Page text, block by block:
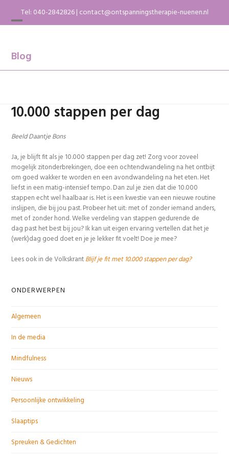
content
Tel: 040-2842826| contact@ontspanningstherapie-nuenen.nl
Open
menu
Close
menu
Blog
10.000 stappen per dag
Beeld Daantje Bons
Ja, je blijft fit als je 10.000 stappen per dag zet! Zorg voor zoveel
mogelijk zitonderbrekingen, doe een ochtendwandeling na het ontbijt
om goed wakker te worden en een avondwandeling na het eten. Het
liefst in een matig-intensief tempo. Dan zul je zien dat die 10.000
stappen echt wel haalbaar is. Het is een kwestie van een nieuwe routine
inslijpen, die bij jou past. Probeer het uit: met of zonder iemand anders,
met of zonder hond. Welke verdeling van stappen gedurende de
dag past het best bij jou? Ik kan uit eigen ervaring vertellen dat het je
(werk)dag goed doet en je je lekker fit voelt! Doe je mee?
Lees ook in de VolkskrantBlijf je fit met 10.000 stappen per dag?
ONDERWERPEN
Algemeen
In de media
Mindfulness
Nieuws
Persoonlijke ontwikkeling
Slaaptips
Spreuken & Gedichten